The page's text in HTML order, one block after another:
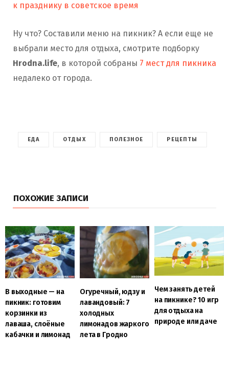
к празднику в советское время
Ну что? Составили меню на пикник? А если еще не
выбрали место для отдыха, смотрите подборку
Hrodna.life, в которой собраны 7 мест для пикника
недалеко от города.
ЕДА ОТДЫХ ПОЛЕЗНОЕ РЕЦЕПТЫ
ПОХОЖИЕ ЗАПИСИ
В выходные — на
пикник: готовим
корзинки из
лаваша, слоёные
кабачки и лимонад
Огуречный, юдзу и
лавандовый: 7
холодных
лимонадов жаркого
лета в Гродно
Чем занять детей
на пикнике? 10 игр
для отдыха на
природе или даче